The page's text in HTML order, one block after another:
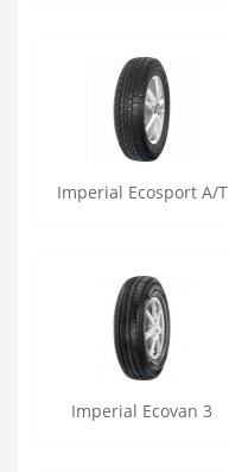
Imperial Ecosport A/T
Imperial Ecovan 3